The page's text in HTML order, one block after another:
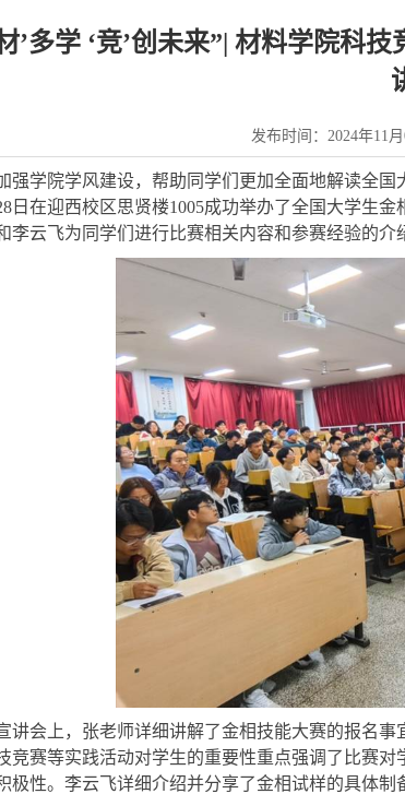
’多学 ‘竞’创未来”| 材料学院科
发布时间：2024年11月
强学院学风建设，帮助同学们更加全面地解读全
日在迎西校区思贤楼1005成功举办了全国大学生金
李云飞为同学们进行比赛相关内容和参赛经验的介
讲会上，张老师详细讲解了金相技能大赛的报名
竞赛等实践活动对学生的重要性重点强调了比赛
极性。李云飞详细介绍并分享了金相试样的具体